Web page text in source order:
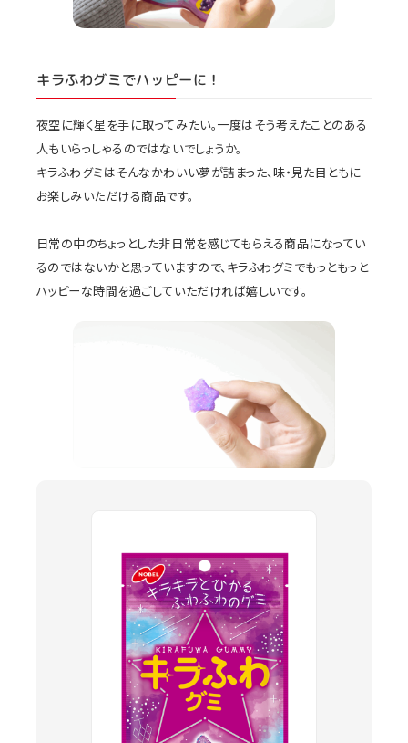
キラふわグミでハッピーに！
夜空に輝く星を手に取ってみたい。一度はそう考えたことのある
人もいらっしゃるのではないでしょうか。
キラふわグミはそんなかわいい夢が詰まった、味・見た目ともに
お楽しみいただける商品です。
日常の中のちょっとした非日常を感じてもらえる商品になってい
るのではないかと思っていますので、キラふわグミでもっともっと
ハッピーな時間を過ごしていただければ嬉しいです。